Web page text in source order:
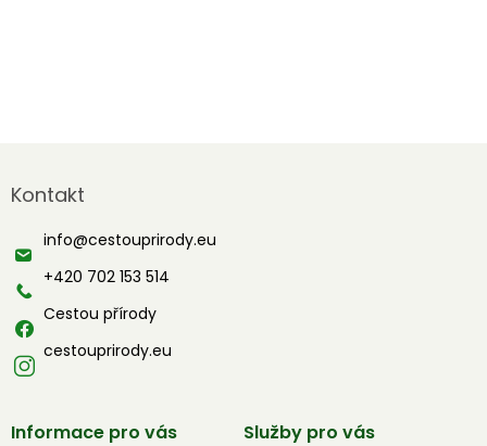
p
t
Kontakt
info@cestouprirody.eu
+420 702 153 514
Cestou přírody
cestouprirody.eu
Informace pro vás Služby pro vás